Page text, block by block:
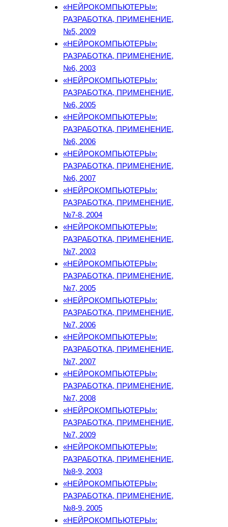
«НЕЙРОКОМПЬЮТЕРЫ»:
РАЗРАБОТКА, ПРИМЕНЕНИЕ,
№5, 2009
«НЕЙРОКОМПЬЮТЕРЫ»:
РАЗРАБОТКА, ПРИМЕНЕНИЕ,
№6, 2003
«НЕЙРОКОМПЬЮТЕРЫ»:
РАЗРАБОТКА, ПРИМЕНЕНИЕ,
№6, 2005
«НЕЙРОКОМПЬЮТЕРЫ»:
РАЗРАБОТКА, ПРИМЕНЕНИЕ,
№6, 2006
«НЕЙРОКОМПЬЮТЕРЫ»:
РАЗРАБОТКА, ПРИМЕНЕНИЕ,
№6, 2007
«НЕЙРОКОМПЬЮТЕРЫ»:
РАЗРАБОТКА, ПРИМЕНЕНИЕ,
№7-8, 2004
«НЕЙРОКОМПЬЮТЕРЫ»:
РАЗРАБОТКА, ПРИМЕНЕНИЕ,
№7, 2003
«НЕЙРОКОМПЬЮТЕРЫ»:
РАЗРАБОТКА, ПРИМЕНЕНИЕ,
№7, 2005
«НЕЙРОКОМПЬЮТЕРЫ»:
РАЗРАБОТКА, ПРИМЕНЕНИЕ,
№7, 2006
«НЕЙРОКОМПЬЮТЕРЫ»:
РАЗРАБОТКА, ПРИМЕНЕНИЕ,
№7, 2007
«НЕЙРОКОМПЬЮТЕРЫ»:
РАЗРАБОТКА, ПРИМЕНЕНИЕ,
№7, 2008
«НЕЙРОКОМПЬЮТЕРЫ»:
РАЗРАБОТКА, ПРИМЕНЕНИЕ,
№7, 2009
«НЕЙРОКОМПЬЮТЕРЫ»:
РАЗРАБОТКА, ПРИМЕНЕНИЕ,
№8-9, 2003
«НЕЙРОКОМПЬЮТЕРЫ»:
РАЗРАБОТКА, ПРИМЕНЕНИЕ,
№8-9, 2005
«НЕЙРОКОМПЬЮТЕРЫ»: